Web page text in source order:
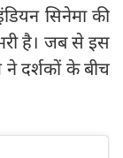
सिनेमा की
है। जब से इस
दर्शकों के बीच